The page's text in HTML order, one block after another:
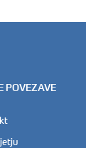
POVEZAVE